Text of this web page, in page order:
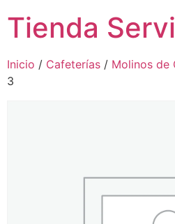
Tienda
Inicio / Cafeterías / Molinos de
3